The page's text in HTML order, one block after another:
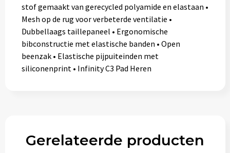
stof gemaakt van gerecycled polyamide en elastaan •
Mesh op de rug voor verbeterde ventilatie •
Dubbellaags taillepaneel • Ergonomische
bibconstructie met elastische banden • Open
beenzak • Elastische pijpuiteinden met
siliconenprint • Infinity C3 Pad Heren
Gerelateerde producten